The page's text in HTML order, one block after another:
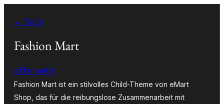
Inhalt
springen
← Back
Fashion Mart
aThemeArt
Fashion Mart ist ein stilvolles Child-Theme von eMart
Shop, das für die reibungslose Zusammenarbeit mit